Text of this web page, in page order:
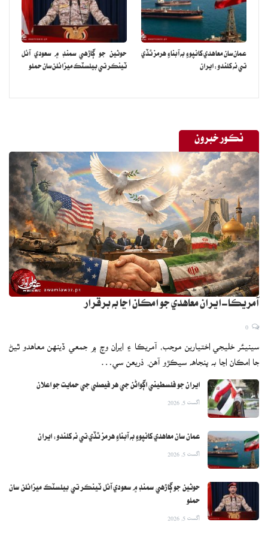
عمان سان معاهدي کانپوءِ به آبناءِ هرمز ٿڏي
تي نه کلندو: ايران
حوثين جو ڳاڙهي سمنڊ ۾ سعودي آئل
ٽينڪر تي بيلسٽڪ ميزائلن سان حملو
نڪور خبرون
آمريڪا-ايران معاهدي جو امڪان اڃا به برقرار
سينيئر خليجي اختيارين موجب، آمريڪا ۽ ايران وچ ۾ جمعي ڏينهن معاهدو ٿيڻ
جا امڪان اڃا به پنجاهه سيڪڙو آهن. ذريعن سي…
ايران جو فلسطيني اڳواڻن جي هر فيصلي جي حمايت جو اعلان
اگست 5, 2026
عمان سان معاهدي کانپوءِ به آبناءِ هرمز ٿڏي تي نه کلندو: ايران
اگست 5, 2026
حوثين جو ڳاڙهي سمنڊ ۾ سعودي آئل ٽينڪر تي بيلسٽڪ ميزائلن سان
حملو
اگست 5, 2026